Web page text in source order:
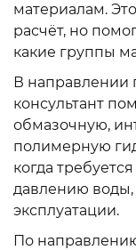
материалам.
расчёт, но
какие группы
В направлении
консультант
обмазочную,
полимерную
когда
давлению воды,
эксплуатации.
По